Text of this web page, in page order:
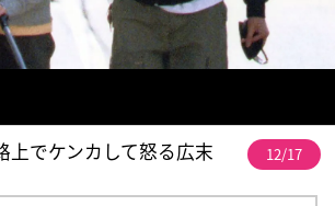
上でケンカして怒る広末 12/17